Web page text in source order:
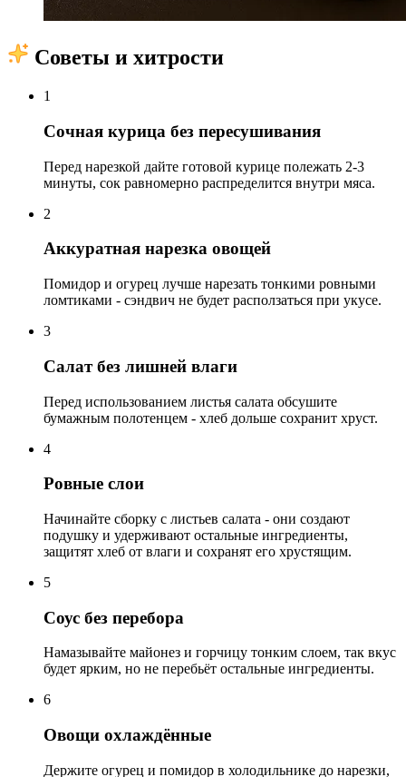
Советы и хитрости
1
Сочная курица без пересушивания
Перед нарезкой дайте готовой курице полежать 2-3
минуты, сок равномерно распределится внутри мяса.
2
Аккуратная нарезка овощей
Помидор и огурец лучше нарезать тонкими ровными
ломтиками - сэндвич не будет расползаться при укусе.
3
Салат без лишней влаги
Перед использованием листья салата обсушите
бумажным полотенцем - хлеб дольше сохранит хруст.
4
Ровные слои
Начинайте сборку с листьев салата - они создают
подушку и удерживают остальные ингредиенты,
защитят хлеб от влаги и сохранят его хрустящим.
5
Соус без перебора
Намазывайте майонез и горчицу тонким слоем, так вкус
будет ярким, но не перебьёт остальные ингредиенты.
6
Овощи охлаждённые
Держите огурец и помидор в холодильнике до нарезки,